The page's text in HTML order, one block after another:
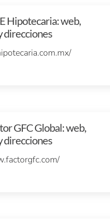
Hipotecaria: web,
direcciones
GFC Global: web,
direcciones